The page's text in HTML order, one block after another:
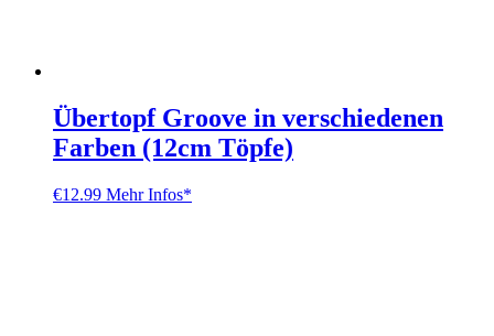
Übertopf Groove in verschiedenen
Farben (12cm Töpfe)
€12.99 Mehr Infos*